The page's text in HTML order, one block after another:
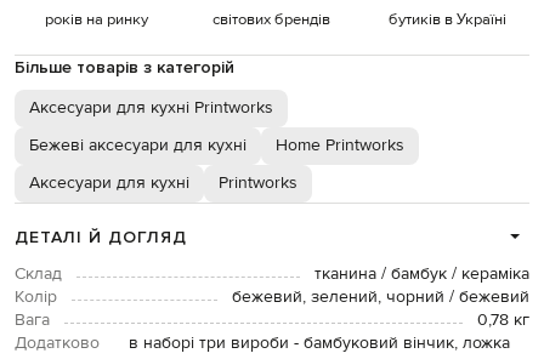
років на ринку світових брендів бутиків в Україні
Більше товарів з категорій
Аксесуари для кухні Printworks
Бежеві аксесуари для кухні
Home Printworks
Аксесуари для кухні
Printworks
ДЕТАЛІ Й ДОГЛЯД
Склад
тканина / бамбук / кераміка
Колір
бежевий, зелений, чорний / бежевий
Вага
0,78 кг
Додатково
в наборі три вироби - бамбуковий вінчик, ложка